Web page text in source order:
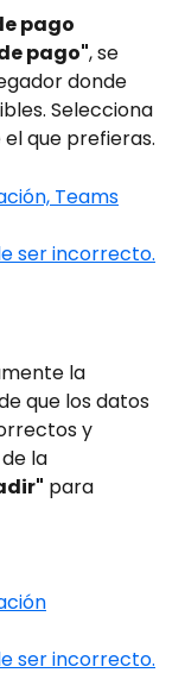
pago
pago", se
donde
Selecciona
el que prefieras.
la
que los datos
y
la
para